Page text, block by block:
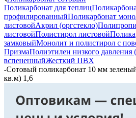
Поликарбонат для теплиц
профилированныйПоликарбонат
листовойАкрил (оргстекло)
листовойПолистирол листовой
замковыйМонолит и полистирол с
ПризмаПолиэтилен низкого
вспененныйЖесткий ПВХ
-Сотовый поликарбонат 10 мм
кв.м) 1,6